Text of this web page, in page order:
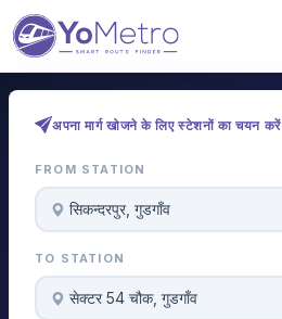
अपना मार्ग खोजने के लिए स्टेशनों का चयन करें
FROM STATION
सिकन्दरपुर, गुडगाँव
TO STATION
सेक्टर 54 चौक, गुडगाँव